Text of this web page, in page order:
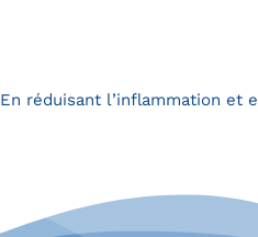
En réduisant l’inflammation et